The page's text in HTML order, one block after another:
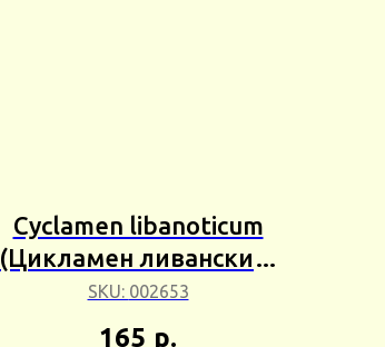
Cyclamen libanoticum
(Цикламен ливанский)
1шт Сбор 25г
SKU: 002653
165 р.